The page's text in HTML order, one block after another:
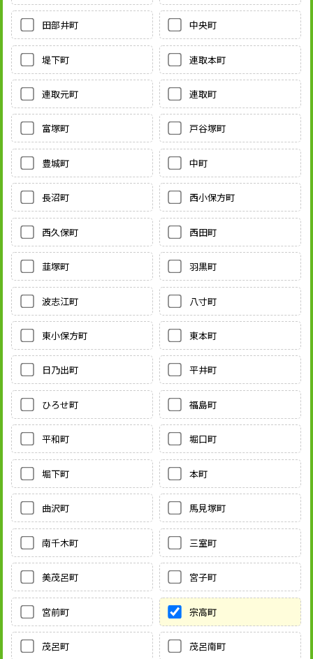
田部井町 中央町
堤下町 連取本町
連取元町 連取町
富塚町 戸谷塚町
豊城町 中町
長沼町 西小保方町
西久保町 西田町
韮塚町 羽黒町
波志江町 八寸町
東小保方町 東本町
日乃出町 平井町
ひろせ町 福島町
平和町 堀口町
堀下町 本町
曲沢町 馬見塚町
南千木町 三室町
美茂呂町 宮子町
宮前町 宗高町
茂呂町 茂呂南町